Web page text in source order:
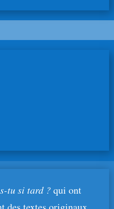
tu si tard ?qui ont